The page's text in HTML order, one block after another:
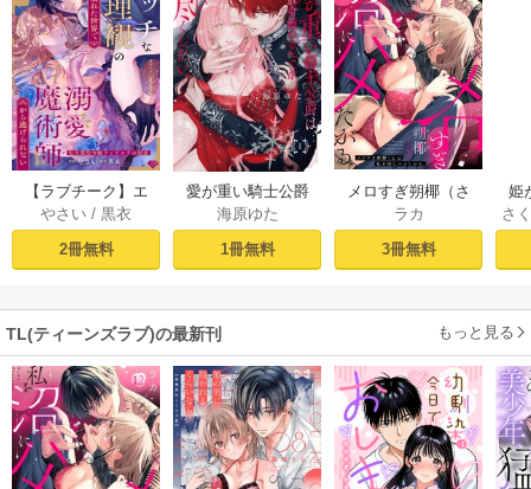
【ラブチーク】エ
ッチな倫理観の壊
れた世界で溺愛魔
術師から逃げられ
嬢フィリエラの困
惑～ act.1
やさい /黒衣
2冊無料
愛が重い騎士公爵
は、追放令嬢のす
べてを奪い尽くし
たい。【コミック
下ろし漫画付き】 1
海原ゆた
1冊無料
メロすぎ朔椰（さ
くや）くんは私を
沼にハメたがる。 1
ラカ
3冊無料
姫
さ
TL(ティーンズラブ)の最新刊 もっと見る